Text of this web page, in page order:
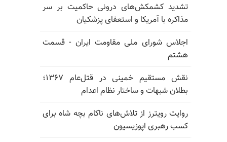
تشدید کشمکش‌های درونی حاکمیت بر سر
مذاکره با آمریکا و استعفای پزشکیان
اجلاس شورای ملی مقاومت ایران - قسمت
هشتم
نقش مستقیم خمینی در قتل‌عام ۱۳۶۷؛
بطلان شبهات و ساختار نظام اعدام
روایت رویترز از تلاش‌های ناکام بچه شاه برای
کسب رهبری اپوزیسیون